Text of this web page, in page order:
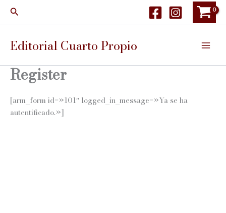
Buscar
Editorial Cuarto Propio
Register
[arm_form id=»101″ logged_in_message=»Ya se ha
autentificado.»]